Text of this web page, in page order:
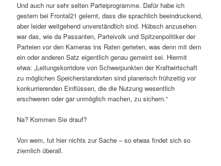
Und auch nur sehr selten Parteiprogramme. Dafür habe ich
gestern bei Frontal21 gelernt, dass die sprachlich beeindruckend,
aber leider weitgehend unverständlich sind. Hübsch anzusehen
war das, wie da Passanten, Parteivolk und Spitzenpolitiker der
Parteien vor den Kameras ins Raten gerieten, was denn mit dem
ein oder anderen Satz eigentlich genau gemeint sei. Hiermit
etwa: „Leitungskorridore von Schwerpunkten der Kraftwirtschaft
zu möglichen Speicherstandorten sind planerisch frühzeitig vor
konkurrierenden Einflüssen, die die Nutzung wesentlich
erschweren oder gar unmöglich machen, zu sichern.“
Na? Kommen Sie drauf?
Von wem, tut hier nichts zur Sache – so etwas findet sich so
ziemlich überall.